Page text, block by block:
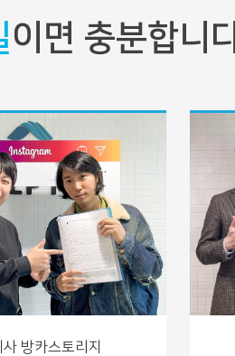
시간이 더 걸립니다.
중에서 두 가지 항목은 고민이 많이 필
1) 수수료 입금 2) 잔고증명서 제출 3) 등
등록이 안 될 수 있습니다. 세무서에서
설업 등
세무서에 직접 문의하시는 것을 추천
있는 경우는 아무 문제가 발생하지 않
이상(이사회 의결이 필요함) 아무런 문
총회에서 의결권만 행사하고 회사 운영
니다.
이면 충분합니
방카스토리지